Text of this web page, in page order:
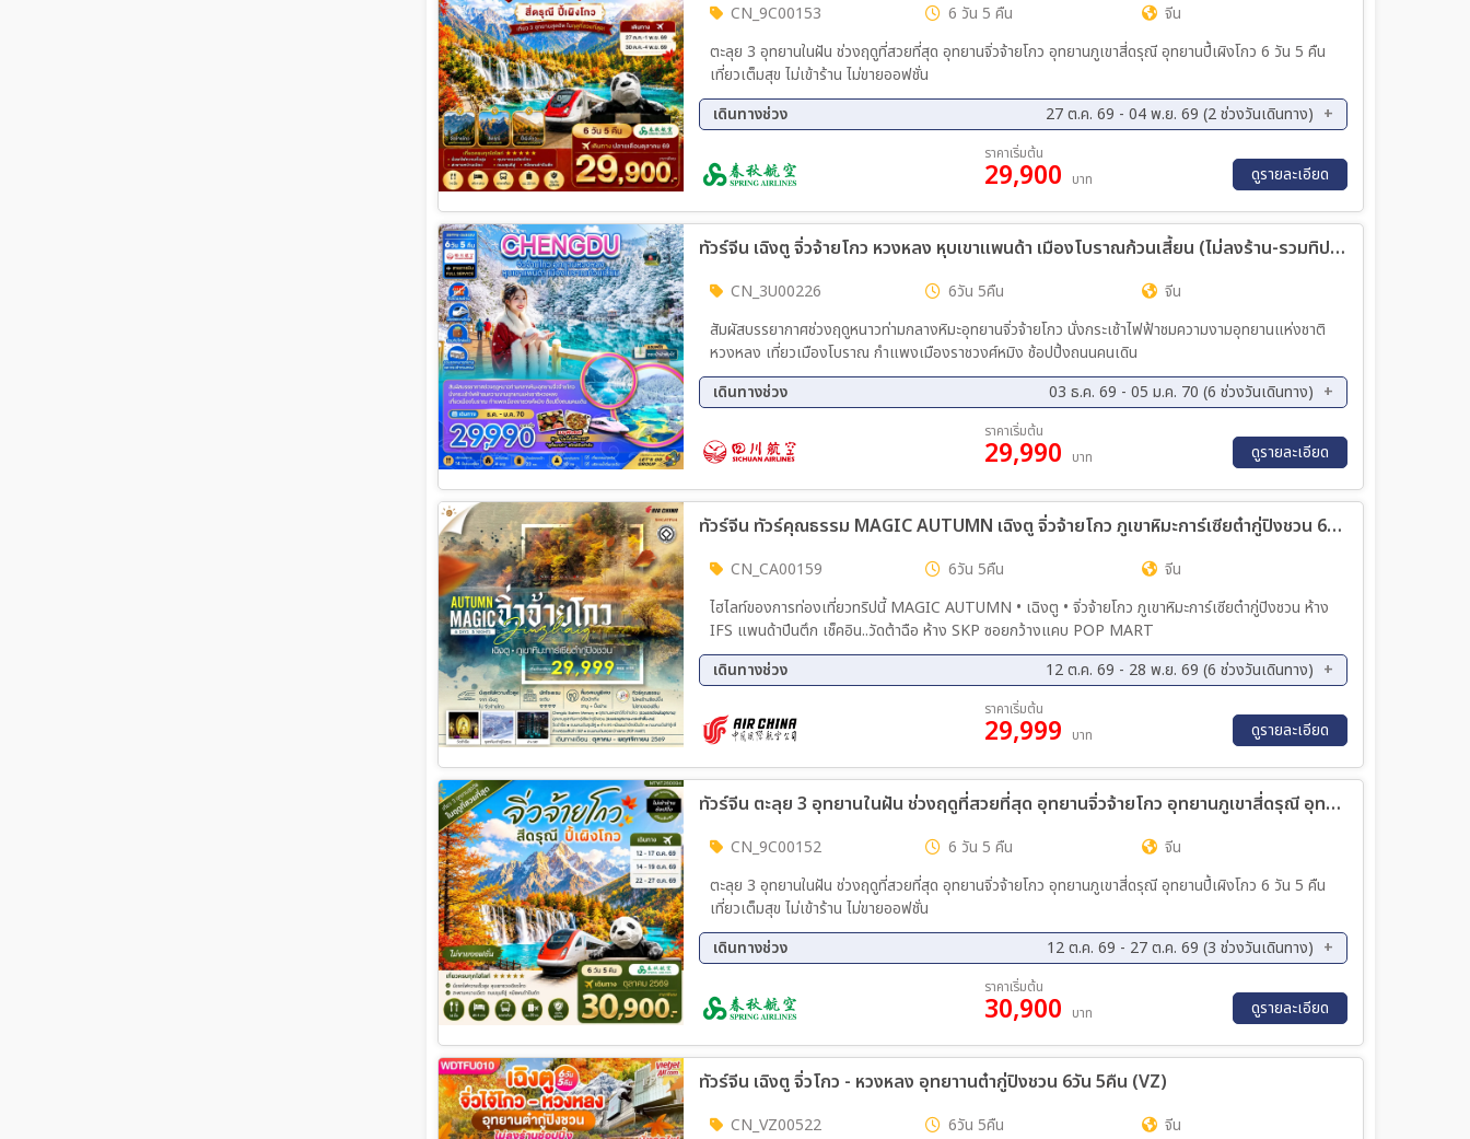
CN_9C00153 6 วัน 5 คืน
จีน
ตะลุย 3 อุทยานในฝัน ช่วงฤดูที่สวยที่สุด อุทยานจิ่วจ้ายโกว อุทยานภูเขาสี่ดรุณี อุทยานปี้เผิงโกว 6 วัน 5 คืน
เที่ยวเต็มสุข ไม่เข้าร้าน ไม่ขายออฟชั่น
เดินทางช่วง
27 ต.ค. 69 - 04 พ.ย. 69 (2 ช่วงวันเดินทาง)
30 ต.ค. 69 - 04 พ.ย. 69
ราคาเริ่มต้น
29,900 บาท ดูรายละเอียด
ทัวร์จีน เฉิงตู จิ่วจ้ายโกว หวงหลง หุบเขาแพนด้า เมืองโบราณก้วนเสี้ยน (ไม่ลงร้าน-รวมทิปไกด์-รถเหมา-รถกระเช้าหวงหลง-รถไฟความเร็วสูง) 6วัน 5คืน (3U)
CN_3U00226 6วัน 5คืน
จีน
สัมผัสบรรยากาศช่วงฤดูหนาวท่ามกลางหิมะอุทยานจิ่วจ้ายโกว นั่งกระเช้าไฟฟ้าชมความงามอุทยานแห่งชาติ
หวงหลง เที่ยวเมืองโบราณ กำแพงเมืองราชวงศ์หมิง ช้อปปิ้งถนนคนเดิน
เดินทางช่วง
03 ธ.ค. 69 - 05 ม.ค. 70 (6 ช่วงวันเดินทาง)
07 ธ.ค. 69 - 12 ธ.ค. 69
17 ธ.ค. 69 - 22 ธ.ค. 69
24 ธ.ค. 69 - 29 ธ.ค. 69 31 ธ.ค. 69 - 05 ม.ค. 70
ราคาเริ่มต้น
29,990 บาท ดูรายละเอียด
ทัวร์จีน ทัวร์คุณธรรม MAGIC AUTUMN เฉิงตู จิ่วจ้ายโกว ภูเขาหิมะการ์เซียต๋ากู่ปิงชวน 6วัน 5คืน (CA)
CN_CA00159 6วัน 5คืน
จีน
ไฮไลท์ของการท่องเที่ยวทริปนี้ MAGIC AUTUMN • เฉิงตู • จิ่วจ้ายโกว ภูเขาหิมะการ์เซียต๋ากู่ปิงชวน ห้าง
IFS แพนด้าปีนตึก เช็คอิน..วัดต้าฉือ ห้าง SKP ซอยกว้างแคบ POP MART
เดินทางช่วง
12 ต.ค. 69 - 28 พ.ย. 69 (6 ช่วงวันเดินทาง)
20 ต.ค. 69 - 25 ต.ค. 69
28 ต.ค. 69 - 02 พ.ย. 69
29 ต.ค. 69 - 03 พ.ย. 69 03 พ.ย. 69 - 08 พ.ย. 69
ราคาเริ่มต้น
29,999 บาท ดูรายละเอียด
ทัวร์จีน ตะลุย 3 อุทยานในฝัน ช่วงฤดูที่สวยที่สุด อุทยานจิ่วจ้ายโกว อุทยานภูเขาสี่ดรุณี อุทยานปี้เผิงโกว เที่ยวเต็มสุข ไม่เข้าร้าน ไม่ขายออฟชั่น 6วัน 5คืน (9C)
CN_9C00152 6 วัน 5 คืน
จีน
ตะลุย 3 อุทยานในฝัน ช่วงฤดูที่สวยที่สุด อุทยานจิ่วจ้ายโกว อุทยานภูเขาสี่ดรุณี อุทยานปี้เผิงโกว 6 วัน 5 คืน
เที่ยวเต็มสุข ไม่เข้าร้าน ไม่ขายออฟชั่น
เดินทางช่วง
12 ต.ค. 69 - 27 ต.ค. 69 (3 ช่วงวันเดินทาง)
14 ต.ค. 69 - 19 ต.ค. 69
ราคาเริ่มต้น
30,900 บาท ดูรายละเอียด
ทัวร์จีน เฉิงตู จิ่วโกว - หวงหลง อุทยาานต๋ากู่ปิงชวน 6วัน 5คืน (VZ)
CN_VZ00522 6วัน 5คืน จีน